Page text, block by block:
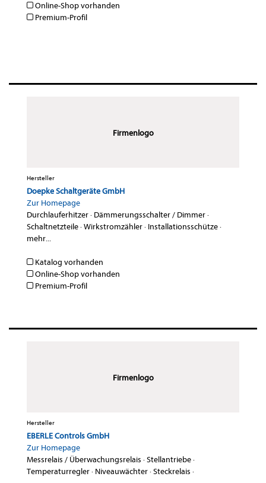
Online-Shop vorhanden
Premium-Profil
Firmenlogo
Hersteller
Doepke Schaltgeräte GmbH
Zur Homepage
Durchlauferhitzer· Dämmerungsschalter / Dimmer·
Schaltnetzteile·Wirkstromzähler· Installationsschütze·
mehr...
Katalog vorhanden
Online-Shop vorhanden
Premium-Profil
Firmenlogo
Hersteller
EBERLE Controls GmbH
Zur Homepage
Messrelais / Überwachungsrelais ·Stellantriebe·
Temperaturregler· Niveauwächter·Steckrelais ·